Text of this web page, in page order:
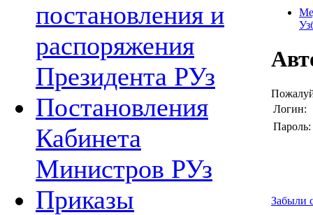
постановления и
распоряжения
Президента РУз
Постановления
Кабинета
Министров РУз
Приказы
Логин:
Пароль:
Забыли